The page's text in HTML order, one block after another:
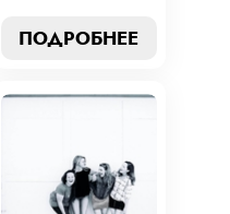
лучшие стратегии
погашения и
избежанию
финансово
грамотным с нами!
ПОДРОБНЕЕ